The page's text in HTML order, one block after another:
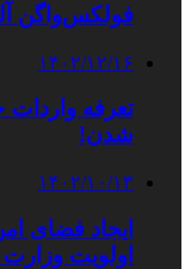
فولکس‌واگن
۱۴۰۲/۱۲/۱۶
شدن!
۱۴۰۲/۱۰/۱۳
ایجاد فضای
اولویت